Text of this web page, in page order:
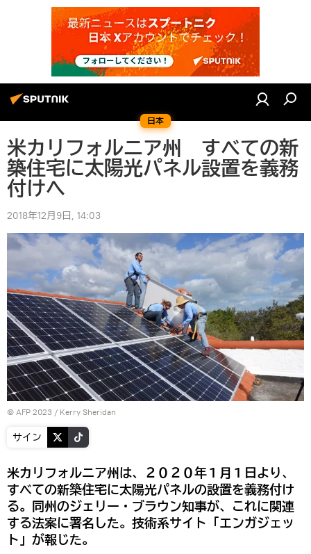
日本
米カリフォルニア州 すべての新
築住宅に太陽光パネル設置を義務
付けへ
2018年12月9日, 14:03
© AFP 2023 / Kerry Sheridan
サイン
米カリフォルニア州は、２０２０年１月１日より、
すべての新築住宅に太陽光パネルの設置を義務付け
る。同州のジェリー・ブラウン知事が、これに関連
する法案に署名した。技術系サイト「エンガジェッ
ト」が報じた。